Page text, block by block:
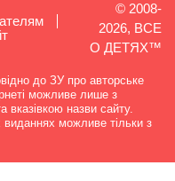
© 2008-
2026, ВСЕ
О ДЕТЯХ™
до ЗУ про авторське
можливе лише з
вказівкою назви сайту.
виданнях можливе тільки з